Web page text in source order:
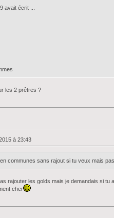
avait écrit ...
les 2 prêtres ?
à 23:43
communes sans rajout si tu veux mais
rajouter les golds mais je demandais si
cher